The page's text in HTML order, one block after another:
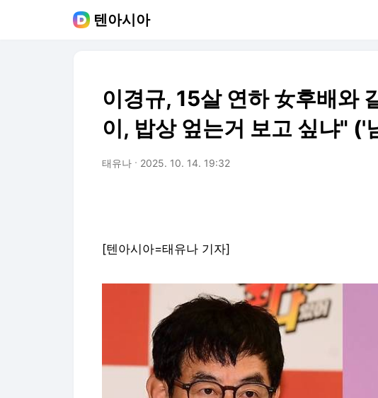
텐아시아
이경규, 15살 연하 女후배와
이, 밥상 엎는거 보고 싶냐" ('
태유나 2025. 10. 14. 19:32
[텐아시아=태유나 기자]